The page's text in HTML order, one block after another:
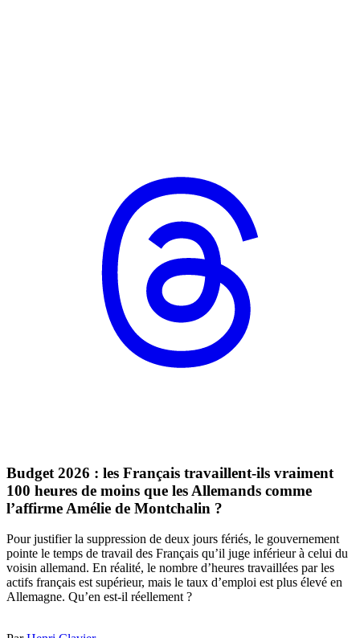
Budget 2026 : les Français travaillent-ils vraiment
100 heures de moins que les Allemands comme
l’affirme Amélie de Montchalin ?
Pour justifier la suppression de deux jours fériés, le gouvernement
pointe le temps de travail des Français qu’il juge inférieur à celui du
voisin allemand. En réalité, le nombre d’heures travaillées par les
actifs français est supérieur, mais le taux d’emploi est plus élevé en
Allemagne. Qu’en est-il réellement ?